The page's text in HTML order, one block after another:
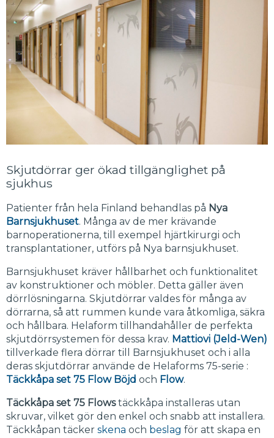
Skjutdörrar ger ökad tillgänglighet på
sjukhus
Patienter från hela Finland behandlas på Nya
Barnsjukhuset. Många av de mer krävande
barnoperationerna, till exempel hjärtkirurgi och
transplantationer, utförs på Nya barnsjukhuset.
Barnsjukhuset kräver hållbarhet och funktionalitet
av konstruktioner och möbler. Detta gäller även
dörrlösningarna. Skjutdörrar valdes för många av
dörrarna, så att rummen kunde vara åtkomliga, säkra
och hållbara. Helaform tillhandahåller de perfekta
skjutdörrsystemen för dessa krav. Mattiovi (Jeld-Wen)
tillverkade flera dörrar till Barnsjukhuset och i alla
deras skjutdörrar använde de Helaforms 75-serie :
Täckkåpa set 75 Flow Böjd och Flow.
Täckkåpa set 75 Flowstäckkåpa installeras utan
skruvar, vilket gör den enkel och snabb att installera.
Täckkåpan täcker skena och beslag för att skapa en